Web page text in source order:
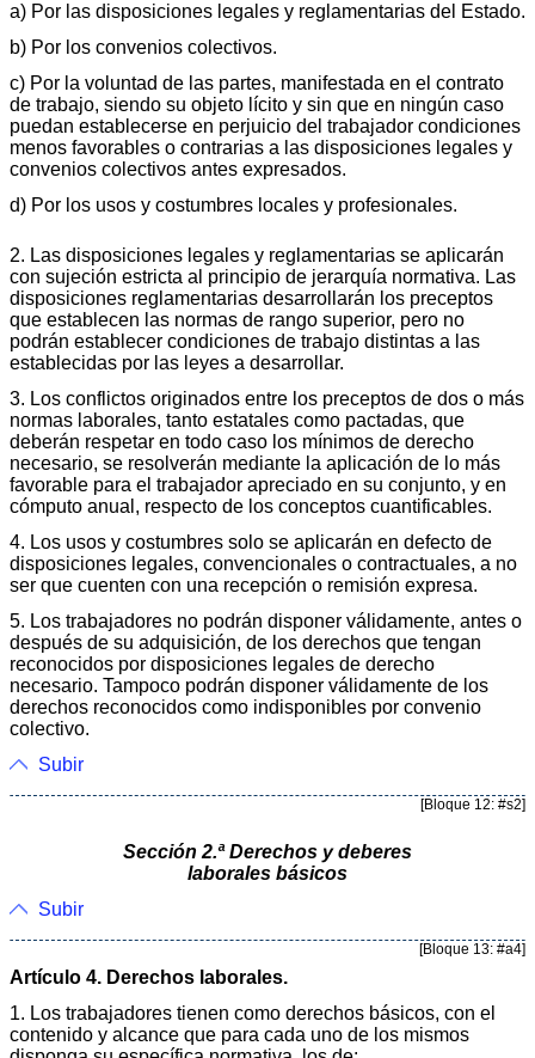
a) Por las disposiciones legales y reglamentarias del Estado.
b) Por los convenios colectivos.
c) Por la voluntad de las partes, manifestada en el contrato
de trabajo, siendo su objeto lícito y sin que en ningún caso
puedan establecerse en perjuicio del trabajador condiciones
menos favorables o contrarias a las disposiciones legales y
convenios colectivos antes expresados.
d) Por los usos y costumbres locales y profesionales.
2. Las disposiciones legales y reglamentarias se aplicarán
con sujeción estricta al principio de jerarquía normativa. Las
disposiciones reglamentarias desarrollarán los preceptos
que establecen las normas de rango superior, pero no
podrán establecer condiciones de trabajo distintas a las
establecidas por las leyes a desarrollar.
3. Los conflictos originados entre los preceptos de dos o más
normas laborales, tanto estatales como pactadas, que
deberán respetar en todo caso los mínimos de derecho
necesario, se resolverán mediante la aplicación de lo más
favorable para el trabajador apreciado en su conjunto, y en
cómputo anual, respecto de los conceptos cuantificables.
4. Los usos y costumbres solo se aplicarán en defecto de
disposiciones legales, convencionales o contractuales, a no
ser que cuenten con una recepción o remisión expresa.
5. Los trabajadores no podrán disponer válidamente, antes o
después de su adquisición, de los derechos que tengan
reconocidos por disposiciones legales de derecho
necesario. Tampoco podrán disponer válidamente de los
derechos reconocidos como indisponibles por convenio
colectivo.
Subir
[Bloque 12: #s2]
Sección 2.ª Derechos y deberes
laborales básicos
Subir
[Bloque 13: #a4]
Artículo 4. Derechos laborales.
1. Los trabajadores tienen como derechos básicos, con el
contenido y alcance que para cada uno de los mismos